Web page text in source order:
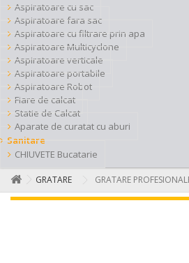
Aspiratoare cu sac
Aspiratoare fara sac
Aspiratoare cu filtrare prin apa
Aspiratoare Multicyclone
Aspiratoare verticale
Aspiratoare portabile
Aspiratoare Robot
Fiare de calcat
Statie de Calcat
Aparate de curatat cu aburi
Sanitare
CHIUVETE Bucatarie
GRATARE GRATARE